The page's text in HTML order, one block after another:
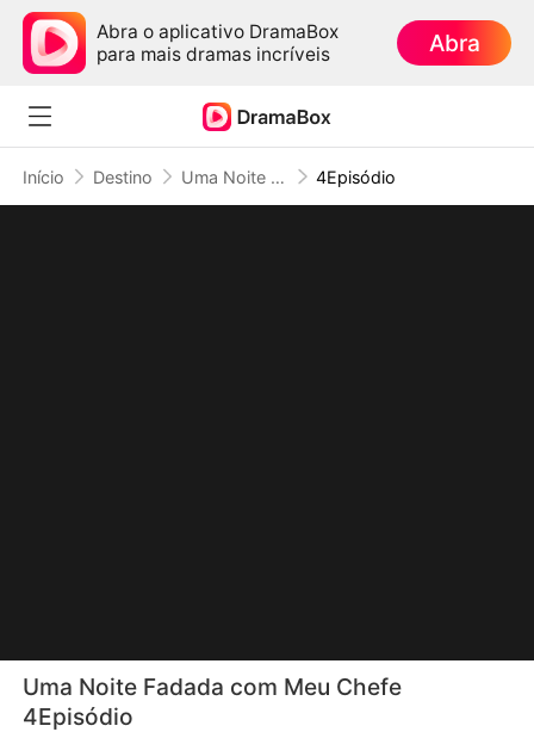
Abra o aplicativo DramaBox
para mais dramas incríveis
Abra
Início Destino Uma Noite Fadada com Meu Chefe 4Episódio
Uma Noite Fadada com Meu Chefe
4Episódio